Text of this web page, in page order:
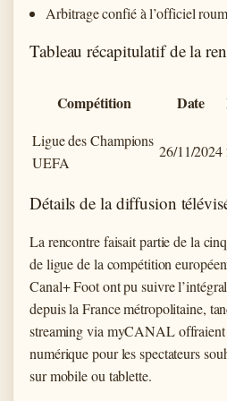
Arbitrage confié à l’officiel
Tableau récapitulatif de la
Compétition Date
Ligue des Champions
UEFA
26/11/2024
Détails de la diffusion
La rencontre faisait partie de la
de ligue de la compétition
Canal+ Foot ont pu suivre
depuis la France métropolitaine,
streaming via myCANAL offraient
numérique pour les spectateurs
sur mobile ou tablette.